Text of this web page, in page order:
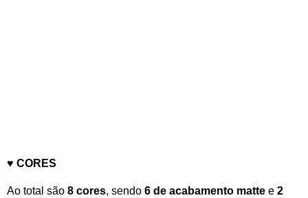
♥ CORES
Ao total são 8 cores, sendo 6 de acabamento matte e 2